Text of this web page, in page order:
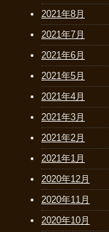
2021年8月
2021年7月
2021年6月
2021年5月
2021年4月
2021年3月
2021年2月
2021年1月
2020年12月
2020年11月
2020年10月